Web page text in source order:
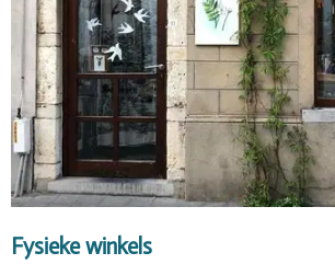
Fysieke winkels